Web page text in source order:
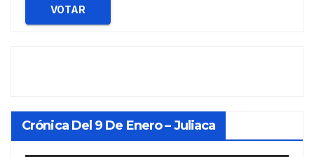
VOTAR
Crónica Del 9 De Enero – Juliaca